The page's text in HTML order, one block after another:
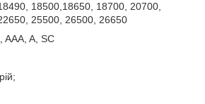
18500,18650, 18700, 20700,
25500, 26500, 26650
AAA, A, SC